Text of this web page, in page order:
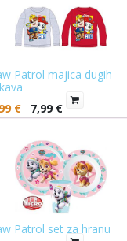
Patrol majica dugih
€ 7,99 €
Patrol set za hranu